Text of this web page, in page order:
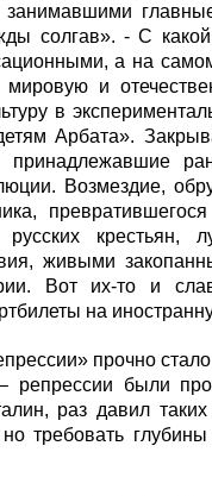
занимавшими
солгав». - С
а на
и
в
Арбата».
Возмездие,
крестьян,
живыми
Вот их-то и
на
прочно
репрессии были
раз давил
требовать